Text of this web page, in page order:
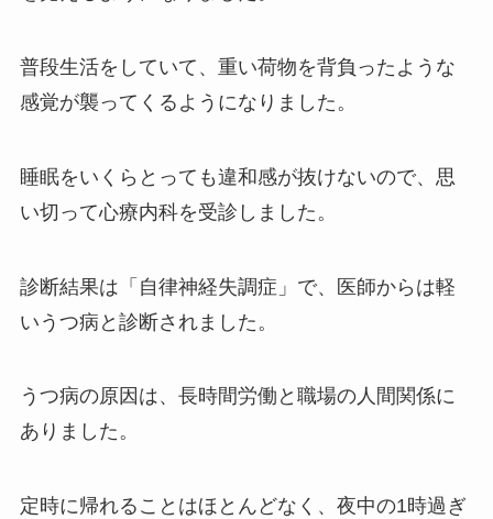
普段生活をしていて、重い荷物を背負ったような
感覚が襲ってくるようになりました。
睡眠をいくらとっても違和感が抜けないので、思
い切って心療内科を受診しました。
診断結果は「自律神経失調症」で、医師からは軽
いうつ病と診断されました。
うつ病の原因は、長時間労働と職場の人間関係に
ありました。
定時に帰れることはほとんどなく、夜中の1時過ぎ